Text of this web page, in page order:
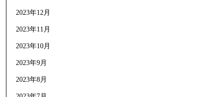
2023年12月
2023年11月
2023年10月
2023年9月
2023年8月